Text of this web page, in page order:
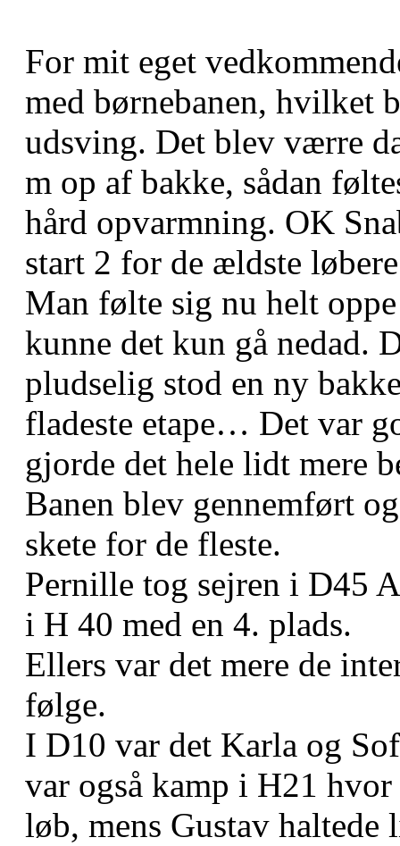
For mit eget
med børnebanen, hvilket
udsving. Det blev værre
m op af bakke, sådan
hård opvarmning. OK
start 2 for de ældste
Man følte sig nu helt
kunne det kun gå nedad.
pludselig stod en ny
fladeste etape… Det var
gjorde det hele lidt mere
Banen blev gennemført
skete for de fleste.
Pernille tog sejren i D45
i H 40 med en 4. plads.
Ellers var det mere de
følge.
I D10 var det Karla og
var også kamp i H21
løb, mens Gustav haltede